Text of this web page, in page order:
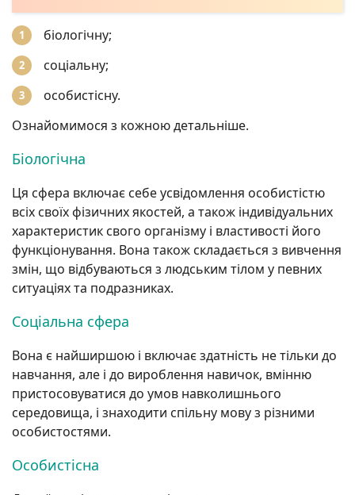
біологічну;
соціальну;
особистісну.
Ознайомимося з кожною детальніше.
Біологічна
Ця сфера включає себе усвідомлення особистістю
всіх своїх фізичних якостей, а також індивідуальних
характеристик свого організму і властивості його
функціонування. Вона також складається з вивчення
змін, що відбуваються з людським тілом у певних
ситуаціях та подразниках.
Соціальна сфера
Вона є найширшою і включає здатність не тільки до
навчання, але і до вироблення навичок, вмінню
пристосовуватися до умов навколишнього
середовища, і знаходити спільну мову з різними
особистостями.
Особистісна